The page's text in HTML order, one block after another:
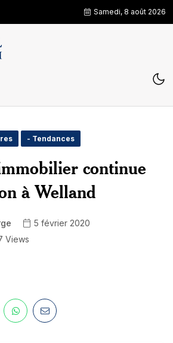
Samedi, 8 août 2026
- Tendances
continue
à Welland
5 février 2020
Views